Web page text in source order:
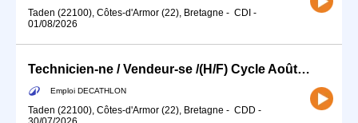
Taden (22100), Côtes-d'Armor (22), Bretagne - CDI -
01/08/2026
Technicien-ne / Vendeur-se /(H/F) Cycle Août 2026
Emploi DECATHLON
Taden (22100), Côtes-d'Armor (22), Bretagne - CDD -